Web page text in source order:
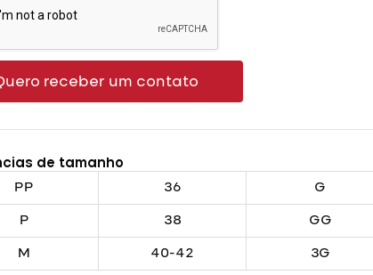
receber um contato
de tamanho
PP
36 G
P 38 GG
M 40-42 3G